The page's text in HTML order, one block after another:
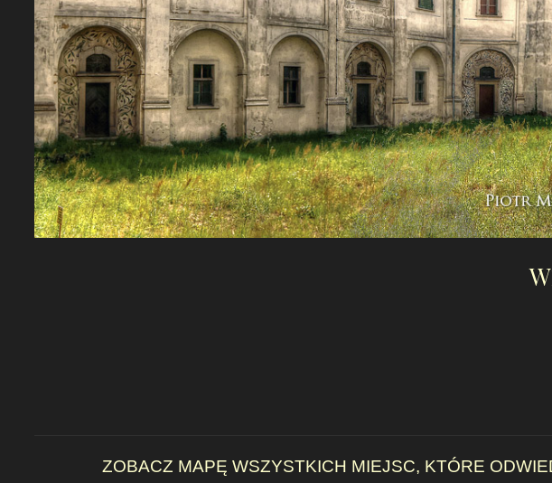
ZOBACZ MAPĘ WSZYSTKICH MIEJSC, KTÓRE